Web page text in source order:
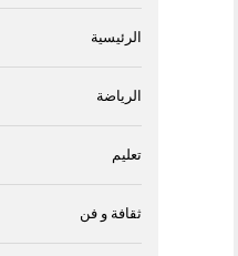
الرئيسية
الرياضة
تعليم
ثقافة و فن